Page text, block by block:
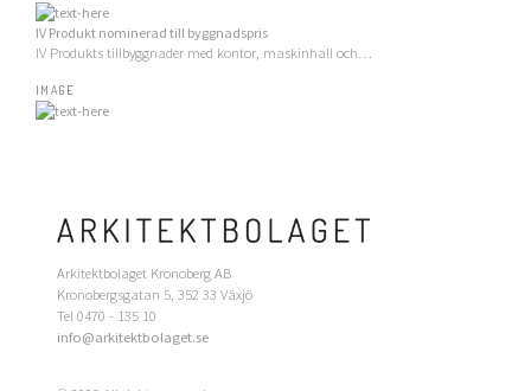
IV Produkt nominerad till byggnadspris
IV Produkts tillbyggnader med kontor, maskinhall och…
IMAGE
Arkitektbolaget Kronoberg AB
Kronobergsgatan 5, 352 33 Växjö
Tel 0470 - 135 10
info@arkitektbolaget.se